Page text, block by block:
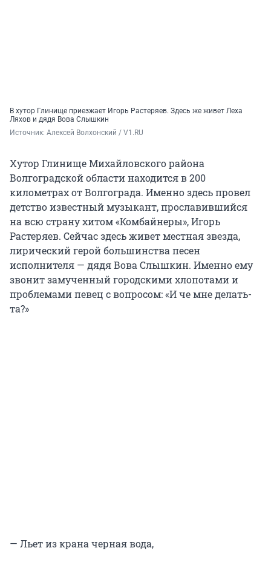
В хутор Глинище приезжает Игорь Растеряев. Здесь же живет Леха
Ляхов и дядя Вова Слышкин
Источник: Алексей Волхонский / V1.RU
Хутор Глинище Михайловского района
Волгоградской области находится в 200
километрах от Волгограда. Именно здесь провел
детство известный музыкант, прославившийся
на всю страну хитом «Комбайнеры», Игорь
Растеряев. Сейчас здесь живет местная звезда,
лирический герой большинства песен
исполнителя — дядя Вова Слышкин. Именно ему
звонит замученный городскими хлопотами и
проблемами певец с вопросом: «И че мне делать-
та?»
— Льет из крана черная вода,